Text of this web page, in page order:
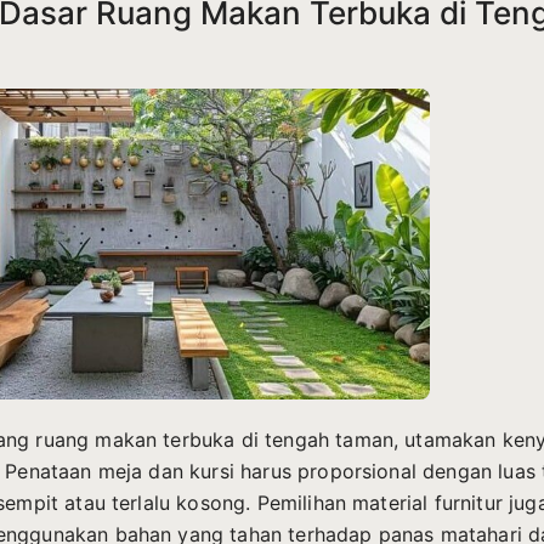
Ruang Makan Terbuka di
ruang makan terbuka di tengah taman, utamakan
meja dan kursi harus proporsional dengan luas
atau terlalu kosong. Pemilihan material furnitur
bahan yang tahan terhadap panas matahari